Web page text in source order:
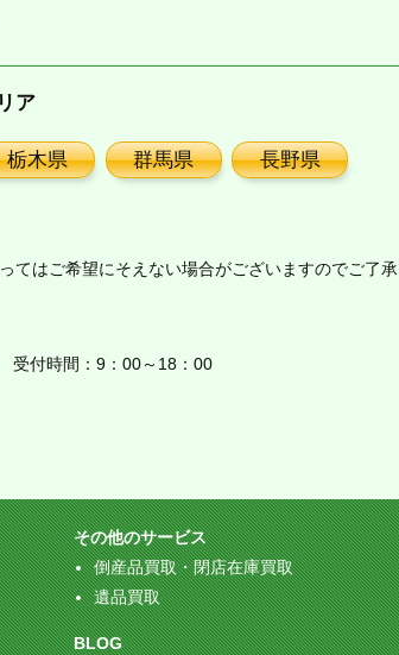
ア
栃木県 群馬県 長野県
てはご希望にそえない場合がございますのでご了承
受付時間：9：00～18：00
その他のサービス
倒産品買取・閉店在庫買取
遺品買取
BLOG